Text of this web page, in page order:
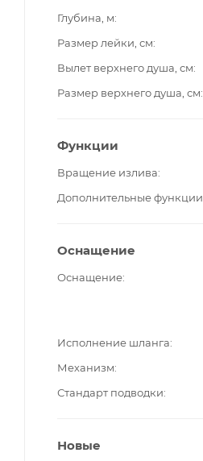
Глубина, м
Размер лейки, см
Вылет верхнего душа, см
Размер верхнего душа, см
Функции
Вращение излива
Дополнительные функции
Оснащение
Оснащение
Исполнение шланга
Механизм
Стандарт подводки
Новые